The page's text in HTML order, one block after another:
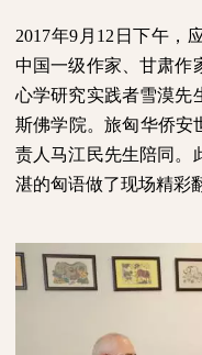
2017年9 月 12 日下午，
中国一级作家、甘肃作
心学研究实践者雪漠先
斯佛学院。旅匈华侨安
责人马江民先生陪同。
湛的匈语做了现场精彩